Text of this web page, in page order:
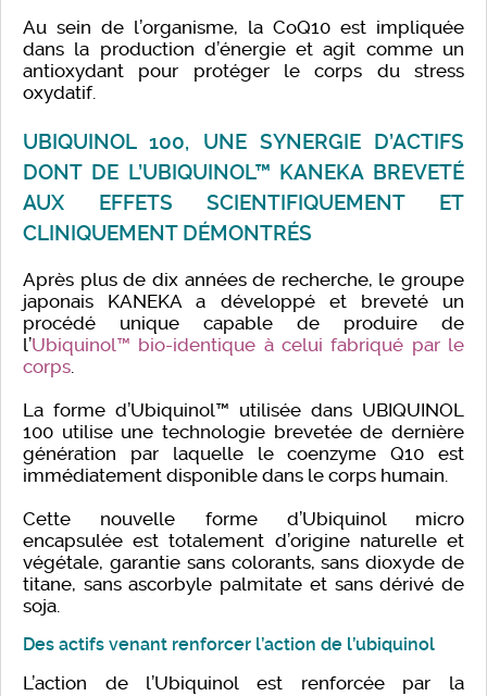
Au sein de l’organisme, la CoQ10 est impliquée
dans la production d’énergie et agit comme un
antioxydant pour protéger le corps du stress
oxydatif.
UBIQUINOL 100, UNE SYNERGIE D’ACTIFS
DONT DE L’UBIQUINOL™ KANEKA BREVETÉ
AUX EFFETS SCIENTIFIQUEMENT ET
CLINIQUEMENT DÉMONTRÉS
Après plus de dix années de recherche, le groupe
japonais KANEKA a développé et breveté un
procédé unique capable de produire de
l’Ubiquinol™ bio-identique à celui fabriqué par le
corps
La forme d’Ubiquinol™ utilisée dans UBIQUINOL
100 utilise une technologie brevetée de dernière
génération par laquelle le coenzyme Q10 est
immédiatement disponible dans le corps humain.
Cette nouvelle forme d’Ubiquinol micro
encapsulée est totalement d’origine naturelle et
végétale, garantie sans colorants, sans dioxyde de
titane, sans ascorbyle palmitate et sans dérivé de
soja.
Des actifs venant renforcer l’action de l’ubiquinol
L’action de l’Ubiquinol est renforcée par la